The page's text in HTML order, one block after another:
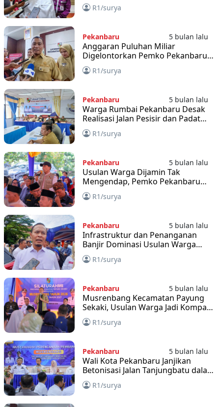
hingga Banjir
R1/surya
Pekanbaru 5 bulan lalu
Anggaran Puluhan Miliar
Digelontorkan Pemko Pekanbaru
untuk Senapelan Tahun Ini
R1/surya
Pekanbaru 5 bulan lalu
Warga Rumbai Pekanbaru Desak
Realisasi Jalan Pesisir dan Padat
Karya dalam Musrenbang
R1/surya
Pekanbaru 5 bulan lalu
Usulan Warga Dijamin Tak
Mengendap, Pemko Pekanbaru
Segera Benahi Infrastruktur
Payung Sekaki
R1/surya
Pekanbaru 5 bulan lalu
Infrastruktur dan Penanganan
Banjir Dominasi Usulan Warga
Binawidya Pekanbaru
R1/surya
Pekanbaru 5 bulan lalu
Musrenbang Kecamatan Payung
Sekaki, Usulan Warga Jadi Kompas
Pembangunan Pekanbaru
R1/surya
Pekanbaru 5 bulan lalu
Wali Kota Pekanbaru Janjikan
Betonisasi Jalan Tanjungbatu dalam
Musrenbang Limapuluh
R1/surya